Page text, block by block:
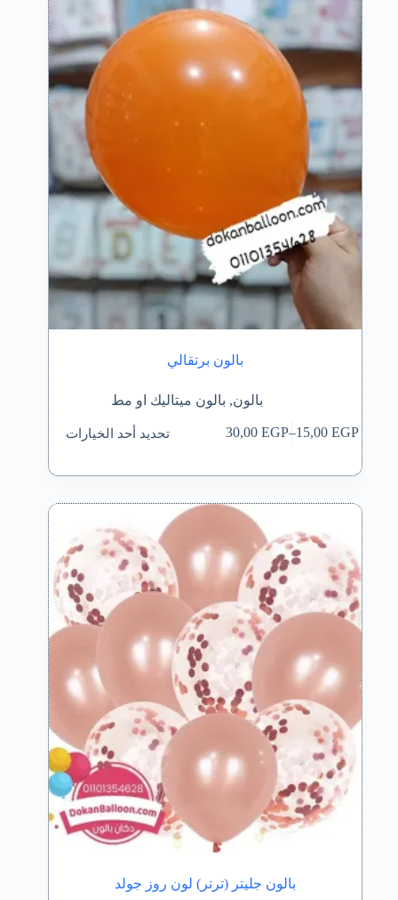
بالون برتقالي
بالون, بالون ميتاليك او مط
15,00 EGP
–
30,00 EGP
نطاق
من
خلال
تحديد أحد الخيارات
هناك
العديد
من
الأشكال
لهذا
المنتج.
يمكن
اختيار
الخيارات
على
صفحة
المنتج
بالون جليتر (ترتر) لون روز جولد